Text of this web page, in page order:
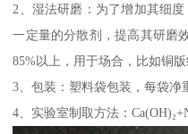
2、湿法研磨：为了增加其细
一定量的分散剂，提高其研磨
85%以上，用于场合，比如铜版
3、包装：塑料袋包装，每袋净
4、实验室制取方法：